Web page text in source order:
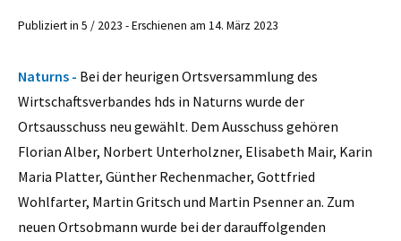
Publiziert in 5 / 2023 - Erschienen am 14. März 2023
Naturns - Bei der heurigen Ortsversammlung des
Wirtschaftsverbandes hds in Naturns wurde der
Ortsausschuss neu gewählt. Dem Ausschuss gehören
Florian Alber, Norbert Unterholzner, Elisabeth Mair, Karin
Maria Platter, Günther Rechenmacher, Gottfried
Wohlfarter, Martin Gritsch und Martin Psenner an. Zum
neuen Ortsobmann wurde bei der darauffolgenden